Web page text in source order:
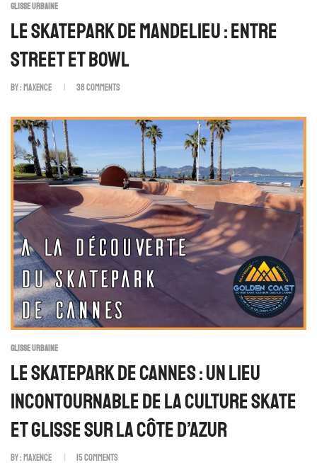
GLISSE URBAINE
Le Skatepark De Mandelieu : Entre
Street Et Bowl
By : Maxence 38Comments
GLISSE URBAINE
Le Skatepark De Cannes : Un Lieu
Incontournable De La Culture Skate
Et Glisse Sur La Côte D’Azur
By : Maxence 15Comments